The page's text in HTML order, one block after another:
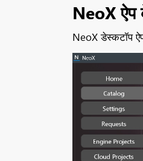
NeoX ऐप
NeoX डेस्कटॉप